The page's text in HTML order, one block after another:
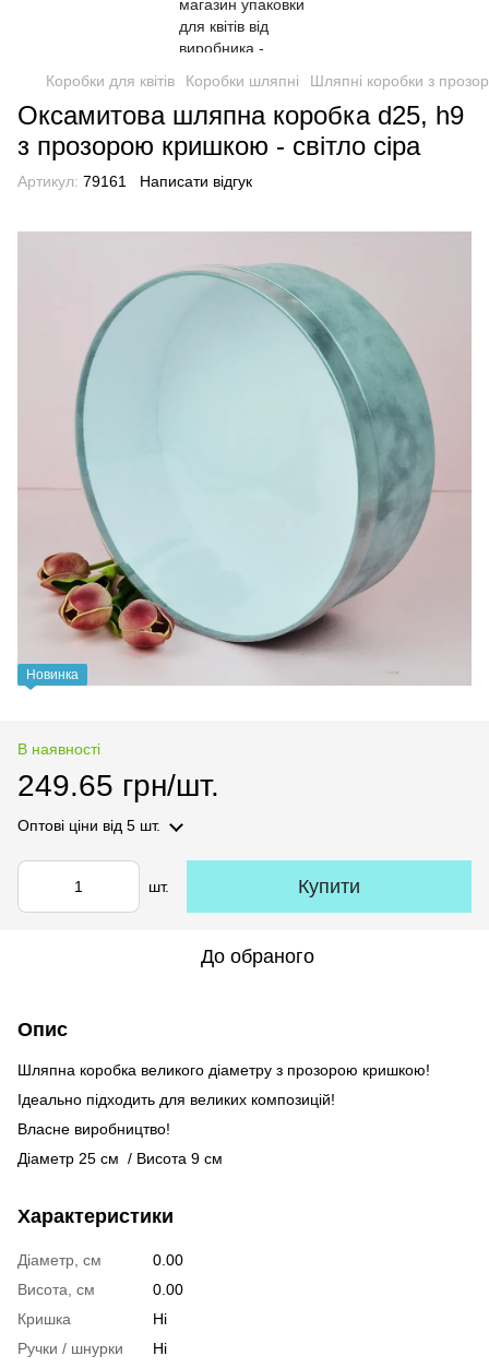
Коробки для квітів Коробки шляпні Шляпні коробки з
Оксамитова шляпна коробка d25, h9
з прозорою кришкою - світло сіра
Артикул: 79161 Написати відгук
Новинка
В наявності
249.65 грн/шт.
Оптові ціни від 5 шт.
шт. Купити
До обраного
Опис
Шляпна коробка великого діаметру з прозорою кришкою!
Ідеально підходить для великих композицій!
Власне виробництво!
Діаметр 25 см / Висота 9 см
Характеристики
Діаметр, см
0.00
Висота, см
0.00
Кришка
Ні
Ручки / шнурки
Ні